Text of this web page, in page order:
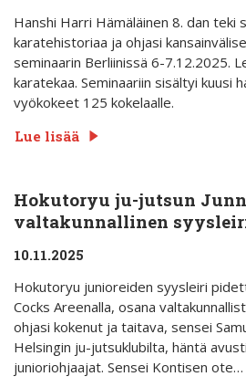
Hanshi Harri Hämäläinen 8. dan teki
karatehistoriaa ja ohjasi
seminaarin Berliinissä 6-7.12.2025.
karatekaa. Seminaariin sisältyi kuusi
vyökokeet 125 kokelaalle.
Lue lisää
Hokutoryu ju-jutsun
valtakunnallinen
10.11.2025
Hokutoryu junioreiden syysleiri
Cocks Areenalla, osana
ohjasi kokenut ja taitava, sensei
Helsingin ju-jutsuklubilta, häntä
junioriohjaajat. Sensei Kontisen ote…